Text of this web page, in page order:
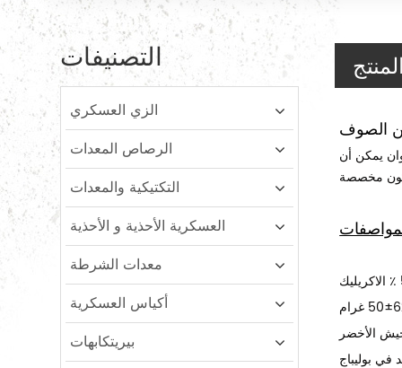
الصوف
يمكن أن
الأخضر
بوليباج
التصنيفات
الزي العسكري
الرصاص المعدات
التكتيكية والمعدات
العسكرية الأحذية و الأحذية
معدات الشرطة
أكياس العسكرية
بيريتكابهات